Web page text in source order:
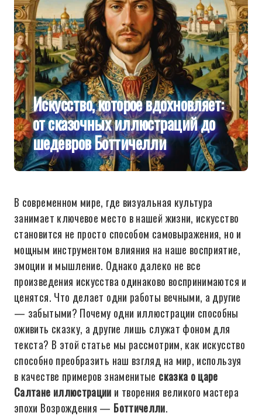
Искусство, которое вдохновляет:
от сказочных иллюстраций до
шедевров Боттичелли
В современном мире, где визуальная культура
занимает ключевое место в нашей жизни, искусство
становится не просто способом самовыражения, но и
мощным инструментом влияния на наше восприятие,
эмоции и мышление. Однако далеко не все
произведения искусства одинаково воспринимаются и
ценятся. Что делает одни работы вечными, а другие
— забытыми? Почему одни иллюстрации способны
оживить сказку, а другие лишь служат фоном для
текста? В этой статье мы рассмотрим, как искусство
способно преобразить наш взгляд на мир, используя
в качестве примеров знаменитые сказка о царе
Салтане иллюстрации и творения великого мастера
эпохи Возрождения — Боттичелли.